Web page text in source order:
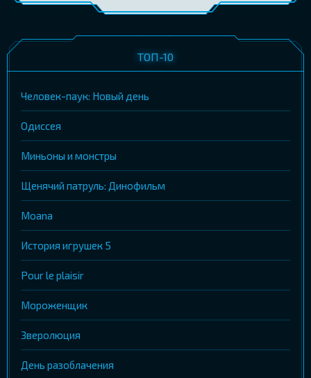
ТОП-10
Человек-паук: Новый день
Одиссея
Миньоны и монстры
Щенячий патруль: Динофильм
Moana
История игрушек 5
Pour le plaisir
Мороженщик
Зверолюция
День разоблачения